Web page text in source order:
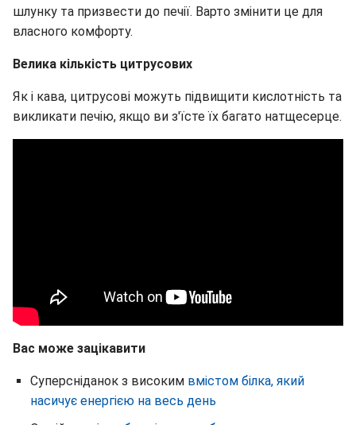
шлунку та призвести до печії. Варто змінити це для
власного комфорту.
Велика кількість цитрусових
Як і кава, цитрусові можуть підвищити кислотність та
викликати печію, якщо ви з'їсте їх багато натщесерце.
Вас може зацікавити
Суперсніданок з високим вмістом білка, який
насичує енергією на весь день